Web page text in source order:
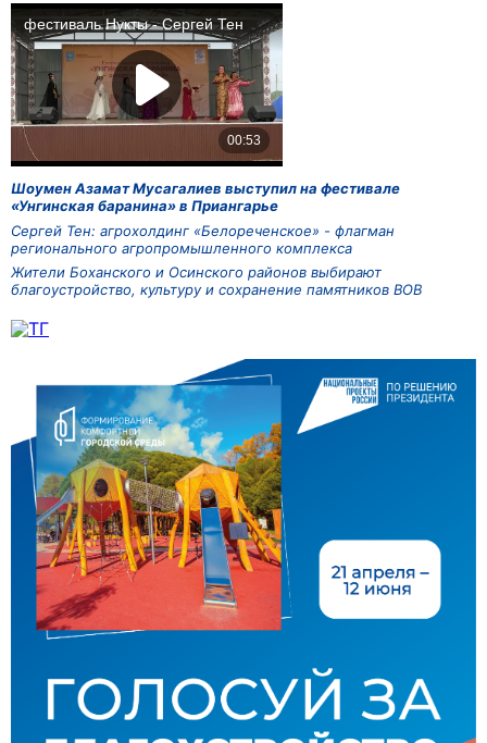
Шоумен Азамат Мусагалиев выступил на фестивале
«Унгинская баранина» в Приангарье
Сергей Тен: агрохолдинг «Белореченское» - флагман
регионального агропромышленного комплекса
Жители Боханского и Осинского районов выбирают
благоустройство, культуру и сохранение памятников ВОВ